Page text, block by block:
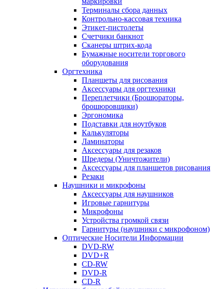
Терминалы сбора данных
Контрольно-кассовая техника
Этикет-пистолеты
Счетчики банкнот
Сканеры штрих-кода
Бумажные носители торгового
оборудования
Оргтехника
Планшеты для рисования
Аксессуары для оргтехники
Переплетчики (Брошюраторы,
брошюровщики)
Эргономика
Подставки для ноутбуков
Калькуляторы
Ламинаторы
Аксессуары для резаков
Шредеры (Уничтожители)
Аксессуары для планшетов рисования
Резаки
Наушники и микрофоны
Аксессуары для наушников
Игровые гарнитуры
Микрофоны
Устройства громкой связи
Гарнитуры (наушники с микрофоном)
Оптические Носители Информации
DVD-RW
DVD+R
CD-RW
DVD-R
CD-R